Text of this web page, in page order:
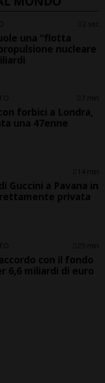
2 sec
una “flotta
nucleare
7 min
forbici a Londra,
una 47enne
14 min
Guccini a Pavana in
privata
25 min
con il fondo
6,6 miliardi di euro